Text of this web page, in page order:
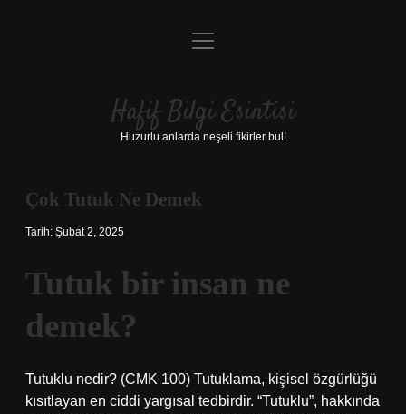
Anasayfa
Yasal Uyarı
menüyü
Hafif Bilgi Esintisi
Huzurlu anlarda neşeli fikirler bul!
Çok Tutuk Ne Demek
Tarih: Şubat 2, 2025
Tutuk bir insan ne
demek?
Tutuklu nedir? (CMK 100) Tutuklama, kişisel özgürlüğü
kısıtlayan en ciddi yargısal tedbirdir. “Tutuklu”, hakkında